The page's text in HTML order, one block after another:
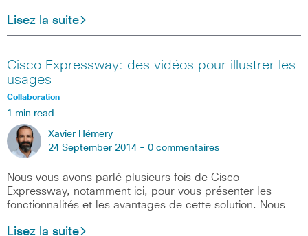
Lisez la suite
Cisco Expressway: des vidéos pour illustrer les
usages
Collaboration
1 min read
Xavier Hémery
24 September 2014 - 0 commentaires
Nous vous avons parlé plusieurs fois de Cisco
Expressway, notamment ici, pour vous présenter les
fonctionnalités et les avantages de cette solution. Nous
Lisez la suite